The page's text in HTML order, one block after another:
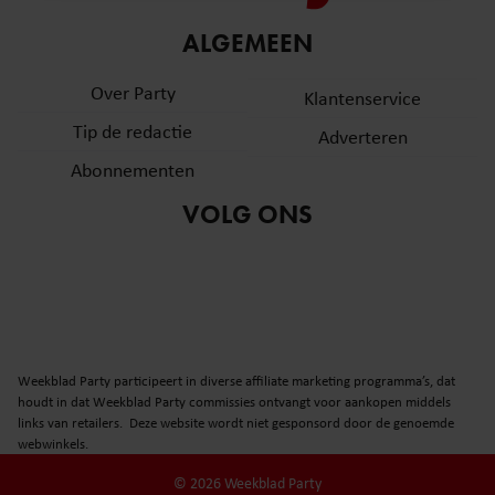
partners voor social media, adverteren en analyse. Deze
informatie die u aan ze heeft verstrekt of die ze hebben
verzameld op basis van uw gebruik van hun services. U
gebruiken.
ALGEMEEN
Over Party
Tip de redactie
Abonnementen
Klantenservice
Adverteren
VOLG ONS
Weekblad Party participeert in diverse affiliate marketing programma’s, dat
houdt in dat Weekblad Party commissies ontvangt voor aankopen middels
links van retailers. Deze website wordt niet gesponsord door de genoemde
webwinkels.
© 2026 Weekblad Party